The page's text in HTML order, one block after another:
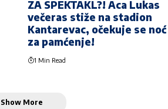
ZA SPEKTAKL?! Aca Lukas
večeras stiže na stadion
Kantarevac, očekuje se noć
za pamćenje!
1 Min Read
Show More